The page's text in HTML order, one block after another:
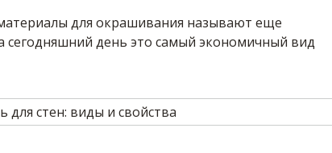
для окрашивания называют еще
сегодняшний день это самый экономичный вид